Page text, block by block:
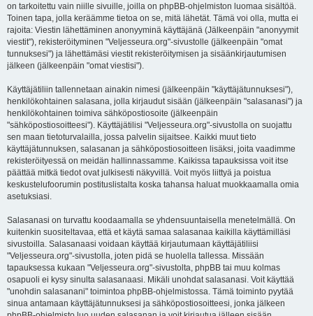
on tarkoitettu vain niille sivuille, joilla on phpBB-ohjelmiston luomaa sisältöä.
Toinen tapa, jolla keräämme tietoa on se, mitä lähetät. Tämä voi olla, mutta ei
rajoita: Viestin lähettäminen anonyyminä käyttäjänä (Jälkeenpäin "anonyymit
viestit"), rekisteröityminen "Veljesseura.org"-sivustolle (jälkeenpäin "omat
tunnuksesi") ja lähettämäsi viestit rekisteröitymisen ja sisäänkirjautumisen
jälkeen (jälkeenpäin "omat viestisi").
Käyttäjätiliin tallennetaan ainakin nimesi (jälkeenpäin "käyttäjätunnuksesi"),
henkilökohtainen salasana, jolla kirjaudut sisään (jälkeenpäin "salasanasi") ja
henkilökohtainen toimiva sähköpostiosoite (jälkeenpäin
"sähköpostiosoitteesi"). Käyttäjätilisi "Veljesseura.org"-sivustolla on suojattu
sen maan tietoturvalailla, jossa palvelin sijaitsee. Kaikki muut tieto
käyttäjätunnuksen, salasanan ja sähköpostiosoitteen lisäksi, joita vaadimme
rekisteröityessä on meidän hallinnassamme. Kaikissa tapauksissa voit itse
päättää mitkä tiedot ovat julkisesti näkyvillä. Voit myös liittyä ja poistua
keskustelufoorumin postituslistalta koska tahansa haluat muokkaamalla omia
asetuksiasi.
Salasanasi on turvattu koodaamalla se yhdensuuntaisella menetelmällä. On
kuitenkin suositeltavaa, että et käytä samaa salasanaa kaikilla käyttämilläsi
sivustoilla. Salasanaasi voidaan käyttää kirjautumaan käyttäjätiliisi
"Veljesseura.org"-sivustolla, joten pidä se huolella tallessa. Missään
tapauksessa kukaan "Veljesseura.org"-sivustolta, phpBB tai muu kolmas
osapuoli ei kysy sinulta salasanaasi. Mikäli unohdat salasanasi. Voit käyttää
"unohdin salasanani" toimintoa phpBB-ohjelmistossa. Tämä toiminto pyytää
sinua antamaan käyttäjätunnuksesi ja sähköpostiosoitteesi, jonka jälkeen